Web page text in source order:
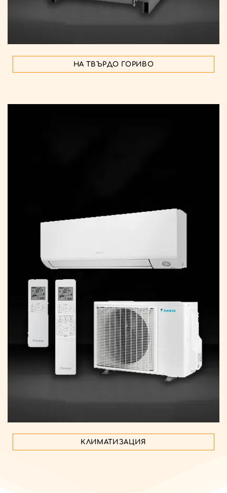
НА ТВЪРДО ГОРИВО
КЛИМАТИЗАЦИЯ